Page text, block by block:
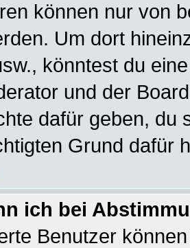
können nur von
Um dort
könntest du
und der
dafür geben, du
Grund dafür
ich bei
Benutzer